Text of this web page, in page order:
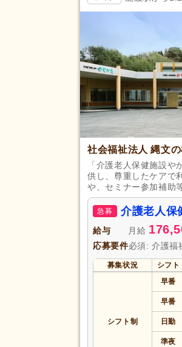
ス
勤務形態
残
夜
時
週
即
初
認
社
介
作
き
調
自
社会福祉法人 縄文
「介護老人保健施設
供し、尊重したケアで
や、セミナー参加補助
急募 介護老人保
給与 月給
応募要件必須: 介護福
募集状況 シフト
シフト制
早番
早番
日勤
準夜